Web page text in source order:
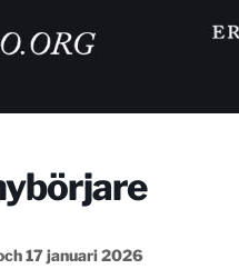
17 januari 2026